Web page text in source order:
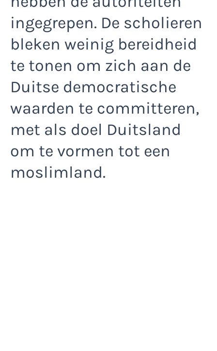
ingegrepen. De scholieren
bleken weinig bereidheid
te tonen om zich aan de
Duitse democratische
waarden te committeren,
met als doel Duitsland
om te vormen tot een
moslimland.